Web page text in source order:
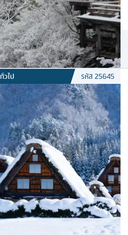
ทั่วไป รหัส25645